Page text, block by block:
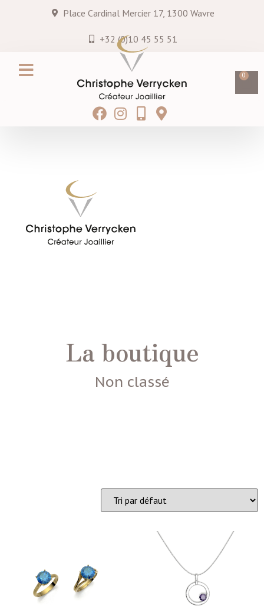
Place Cardinal Mercier 17, 1300 Wavre
+32 (0)10 45 55 51
0
La boutique
Non classé